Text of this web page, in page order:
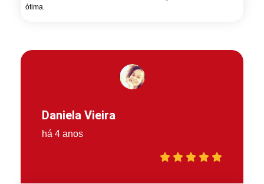
ótima.
Daniela Vieira
há 4 anos